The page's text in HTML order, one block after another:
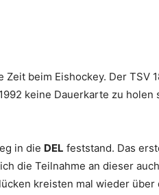
beim Eishockey. Der TSV
keine Dauerkarte zu
in die DEL feststand. Das
die Teilnahme an dieser
kreisten mal wieder über